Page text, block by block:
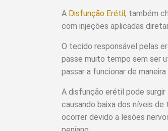
A Disfunção Erétil, também
com injeções aplicadas
O tecido responsável pelas
passe muito tempo sem ser
passar a funcionar de
A disfunção erétil pode
causando baixa dos níveis
ocorrer devido a lesões